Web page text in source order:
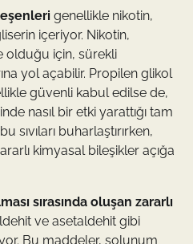
genellikle nikotin,
içeriyor. Nikotin,
olduğu için, sürekli
yol açabilir. Propilen glikol
güvenli kabul edilse de,
nasıl bir etki yarattığı tam
sıvıları buharlaştırırken,
kimyasal bileşikler açığa
sırasında oluşan zararlı
ve asetaldehit gibi
Bu maddeler, solunum